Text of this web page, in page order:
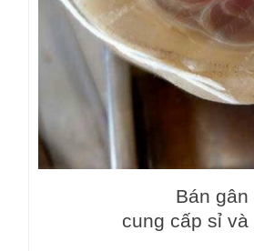
Bán
cung cấp sỉ